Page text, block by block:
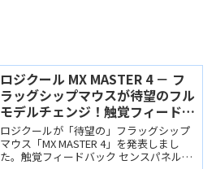
ロジクール MX MASTER 4 － フ
ラッグシップマウスが待望のフル
モデルチェンジ！触覚フィードバ
ックとActions Ringに対応
ロジクールが「待望の」フラッグシップ
マウス「MX MASTER 4」を発表しまし
た。触覚フィードバック センスパネルを